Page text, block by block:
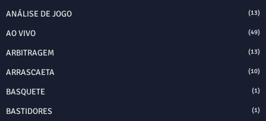
ANÁLISE DE JOGO (13)
AO VIVO (49)
ARBITRAGEM (13)
ARRASCAETA (10)
BASQUETE (1)
BASTIDORES (1)